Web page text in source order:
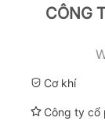
CÔNG
Cơ khí
Công ty cổ